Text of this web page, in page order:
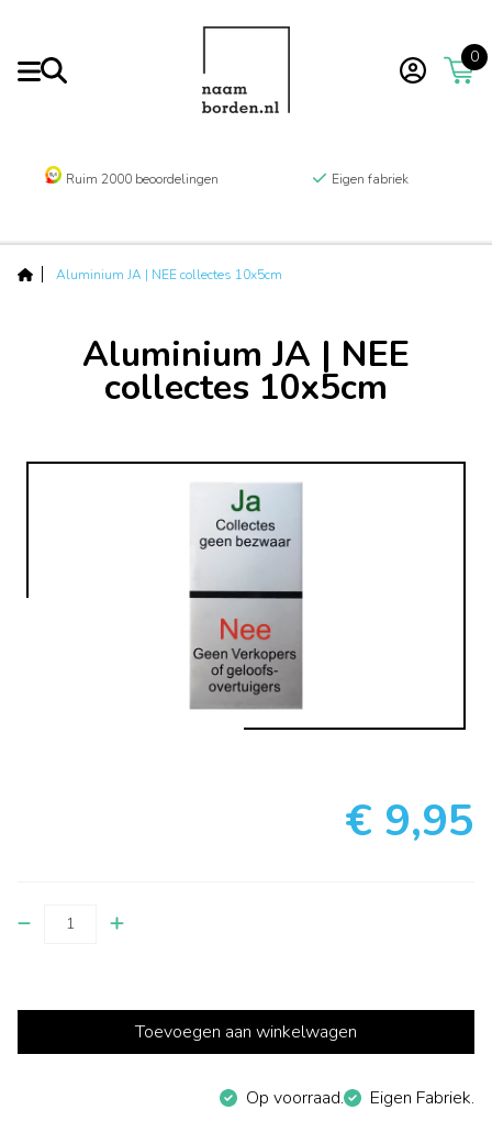
0
Ruim 2000 beoordelingen Eigen fabriek
Aluminium JA | NEE collectes 10x5cm
Aluminium JA | NEE
collectes 10x5cm
€ 9,95
Toevoegen aan winkelwagen
Op voorraad. Eigen Fabriek.